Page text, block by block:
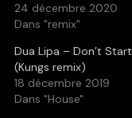
24 décembre 2020
Dans "remix"
Dua Lipa – Don’t
(Kungs remix)
18 décembre 2019
Dans "House"